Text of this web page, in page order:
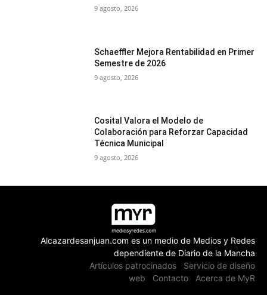
9 agosto, 2026
Schaeffler Mejora Rentabilidad en Primer
Semestre de 2026
9 agosto, 2026
Cosital Valora el Modelo de
Colaboración para Reforzar Capacidad
Técnica Municipal
9 agosto, 2026
Alcazardesanjuan.com es un medio de Medios y Redes
dependiente de Diario de la Mancha
Artículos patrocinados
Servicio de diseño
web
Contacto Acerca de MyR